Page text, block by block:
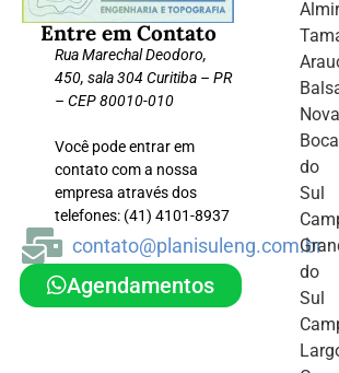
Entre em Contato
Rua Marechal Deodoro,
450, sala 304 Curitiba – PR
– CEP 80010-010
Você pode entrar em
contato com a nossa
empresa através dos
telefones: (41) 4101-8937
contato@planisuleng.com.br
Agendamentos
Nova
do
Sul
do
Sul